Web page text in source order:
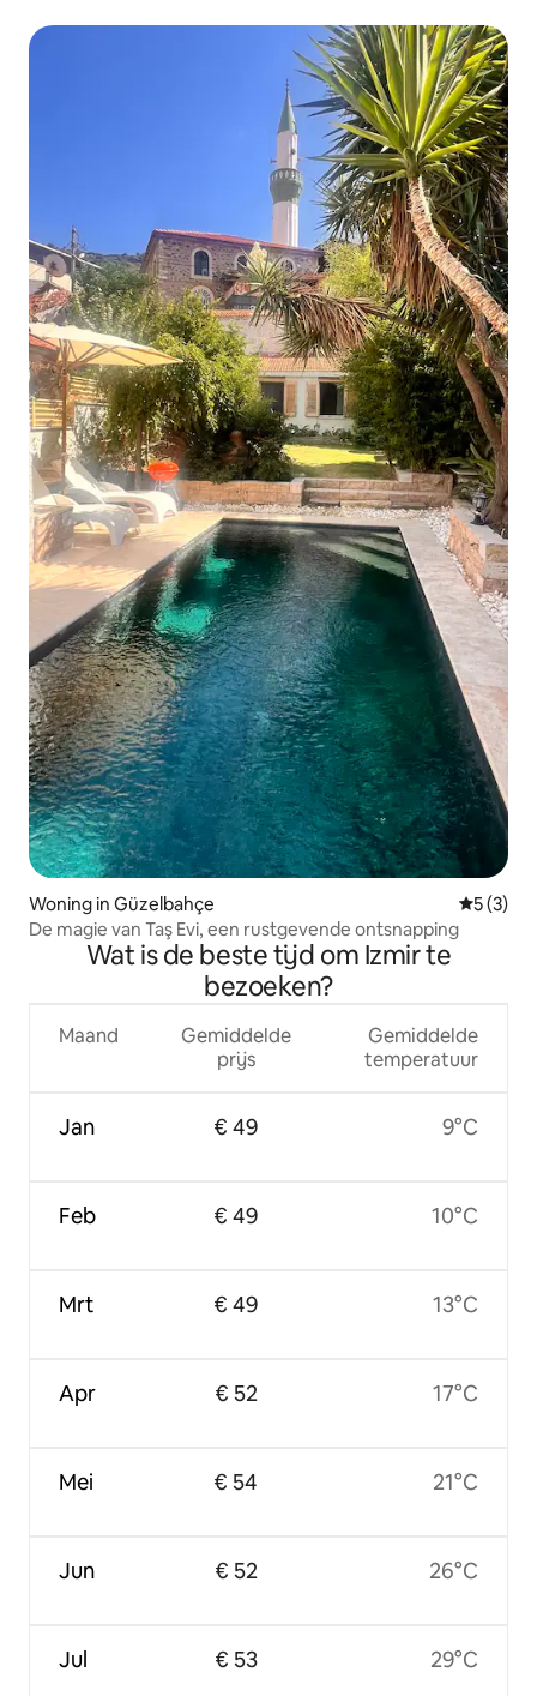
Woning in Güzelbahçe
5 (3)
De magie van Taş Evi, een rustgevende ontsnapping
Wat is de beste tijd om Izmir te
bezoeken?
Maand
Jan
Feb
Mrt
Apr
Mei
Jun
Jul
Gemiddelde
prijs
€ 49
€ 49
€ 49
€ 52
€ 54
€ 52
€ 53
Gemiddelde
temperatuur
9°C
10°C
13°C
17°C
21°C
26°C
29°C